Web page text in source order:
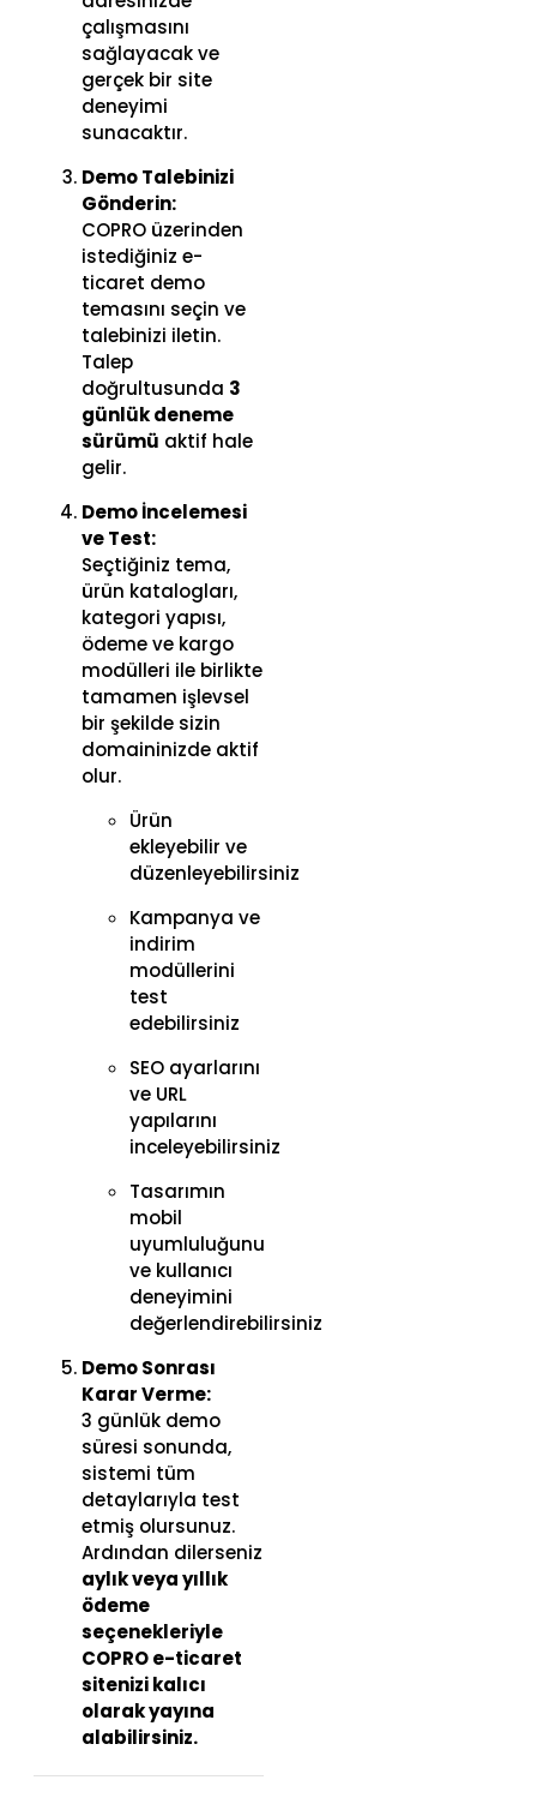
çalışmasını
sağlayacak ve
gerçek bir site
deneyimi
sunacaktır.
Demo Talebinizi
Gönderin:
COPRO üzerinden
istediğiniz e-
ticaret demo
temasını seçin ve
talebinizi iletin.
Talep
doğrultusunda 3
günlük deneme
sürümü aktif hale
gelir.
Demo İncelemesi
ve Test:
Seçtiğiniz tema,
ürün katalogları,
kategori yapısı,
ödeme ve kargo
modülleri ile birlikte
tamamen işlevsel
bir şekilde sizin
domaininizde aktif
olur.
Ürün
ekleyebilir ve
düzenleyebilirsiniz
Kampanya ve
indirim
modüllerini
test
edebilirsiniz
SEO ayarlarını
ve URL
yapılarını
inceleyebilirsiniz
Tasarımın
mobil
uyumluluğunu
ve kullanıcı
deneyimini
değerlendirebilirsiniz
Demo Sonrası
Karar Verme:
3 günlük demo
süresi sonunda,
sistemi tüm
detaylarıyla test
etmiş olursunuz.
Ardından dilerseniz
aylık veya yıllık
ödeme
seçenekleriyle
COPRO e-ticaret
sitenizi kalıcı
olarak yayına
alabilirsiniz.